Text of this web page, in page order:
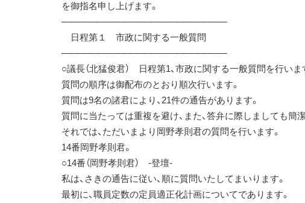
を御指名申し上げます。
─────────────────────────
日程第１ 市政に関する一般質問
─────────────────────────
○議長（北猛俊君） 日程第1、市政に関する一般質問を行いま
質問の順序は御配布のとおり順次行います。
質問は9名の諸君により、21件の通告があります。
質問に当たっては重複を避け、また、答弁に際しましても簡
それでは、ただいまより岡野孝則君の質問を行います。
14番岡野孝則君。
○14番（岡野孝則君） -登壇-
私は、さきの通告に従い、順に質問いたしてまいります。
最初に、職員定数の定員適正化計画についてであります。